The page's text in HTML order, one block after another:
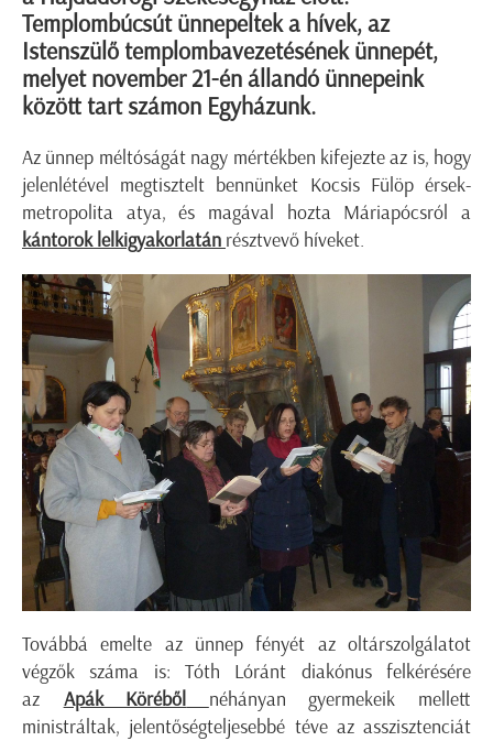
Templombúcsút ünnepeltek a hívek, az
Istenszülő templombavezetésének ünnepét,
melyet november 21-én állandó ünnepeink
között tart számon Egyházunk.
Az ünnep méltóságát nagy mértékben kifejezte az is, hogy
jelenlétével megtisztelt bennünket Kocsis Fülöp érsek-
metropolita atya, és magával hozta Máriapócsról a
kántorok lelkigyakorlatán résztvevő híveket.
Továbbá emelte az ünnep fényét az oltárszolgálatot
végzők száma is: Tóth Lóránt diakónus felkérésére
az Apák Köréből
néhányan gyermekeik mellett
ministráltak, jelentőségteljesebbé téve az asszisztenciát